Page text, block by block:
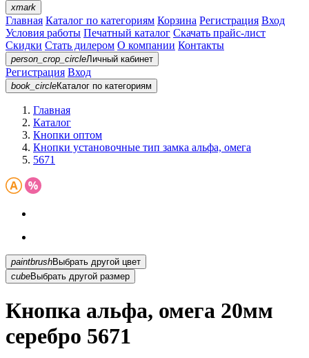
xmark
Главная Каталог по категориям Корзина Регистрация Вход
Условия работы Печатный каталог Скачать прайс-лист
Скидки Стать дилером О компании Контакты
person_crop_circleЛичный кабинет
Регистрация Вход
book_circleКаталог по категориям
Главная
Каталог
Кнопки оптом
Кнопки установочные тип замка альфа, омега
5671
paintbrush
Выбрать другой цвет
cubeВыбрать другой размер
Кнопка альфа, омега 20мм
серебро 5671